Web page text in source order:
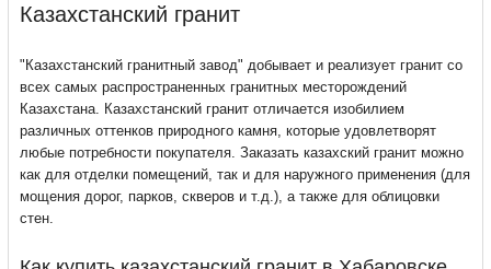
Казахстанский гранит
"Казахстанский гранитный завод" добывает и реализует гранит со
всех самых распространенных гранитных месторождений
Казахстана. Казахстанский гранит отличается изобилием
различных оттенков природного камня, которые удовлетворят
любые потребности покупателя. Заказать казахский гранит можно
как для отделки помещений, так и для наружного применения (для
мощения дорог, парков, скверов и т.д.), а также для облицовки
стен.